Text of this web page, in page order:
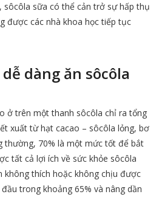
sôcôla sữa có thể cản trở sự hấp thụ
được các nhà khoa học tiếp tục
dàng ăn sôcôla
ở trên một thanh sôcôla chỉ ra tổng
xuất từ hạt cacao – sôcôla lỏng, bơ
thường, 70% là một mức tốt để bắt
tất cả lợi ích về sức khỏe sôcôla
không thích hoặc không chịu được
trong khoảng 65% và nâng dần